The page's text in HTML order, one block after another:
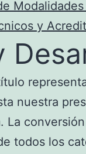
y
nuestra
La
todos los